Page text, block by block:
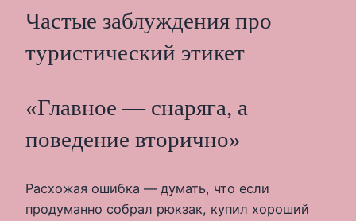
Частые заблуждения про
туристический этикет
«Главное — снаряга, а
поведение вторично»
Расхожая ошибка — думать, что если
продуманно собрал рюкзак, купил хороший